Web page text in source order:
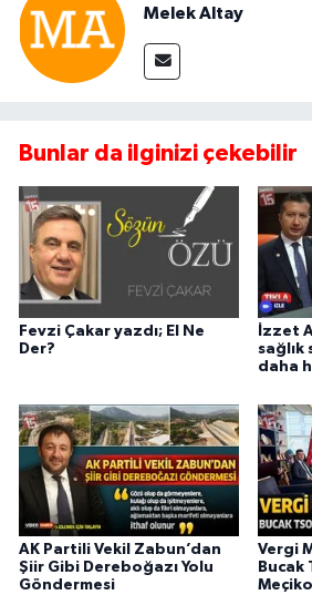
Melek Altay
Bunlar da ilginizi çekebilir
Fevzi Çakar yazdı; El Ne
Der?
İzzet
sağlık
daha
AK Partili Vekil Zabun’dan
Şiir Gibi Dereboğazı Yolu
Göndermesi
Vergi
Bucak